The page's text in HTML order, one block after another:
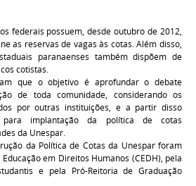
federais possuem, desde outubro de 2012,
as reservas de vagas às cotas. Além disso,
paranaenses também dispõem de
cotistas.
que o objetivo é aprofundar o debate
de toda comunidade, considerando os
por outras instituições, e a partir disso
implantação da política de cotas
da Unespar.
da Política de Cotas da Unespar foram
em Direitos Humanos (CEDH), pela
e pela Pró-Reitoria de Graduação